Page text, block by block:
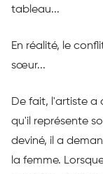
tableau...
En réalité, le
sœur...
De fait, l'artiste a
qu'il représente
deviné, il a
la femme.